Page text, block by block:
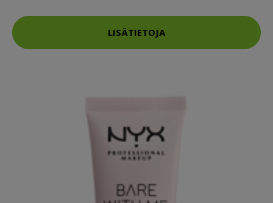
LISÄTIETOJA